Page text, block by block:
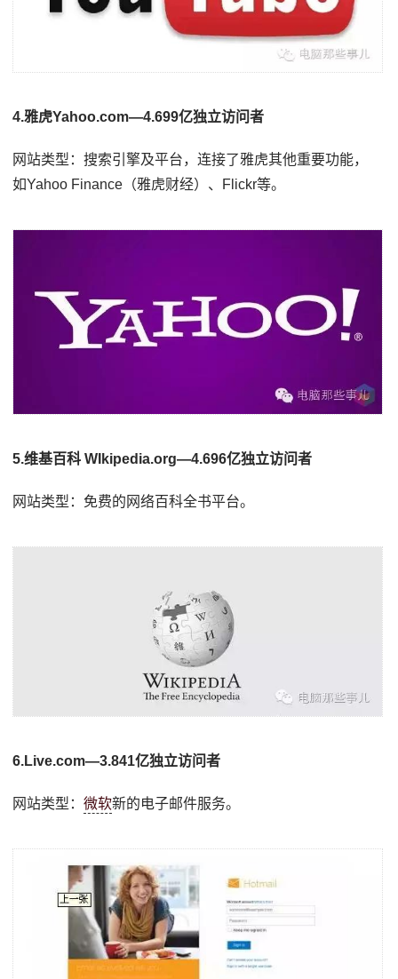
4.雅虎Yahoo.com—4.699亿独立访问者
网站类型：搜索引擎及平台，连接了雅虎其他重要功能，
如Yahoo Finance（雅虎财经）、Flickr等。
5.维基百科 WIkipedia.org—4.696亿独立访问者
网站类型：免费的网络百科全书平台。
6.Live.com—3.841亿独立访问者
网站类型：微软新的电子邮件服务。